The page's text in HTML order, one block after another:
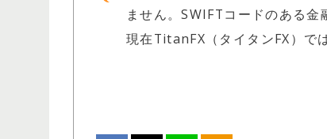
ません。SWIFTコードのある金
現在TitanFX（タイタンFX）で